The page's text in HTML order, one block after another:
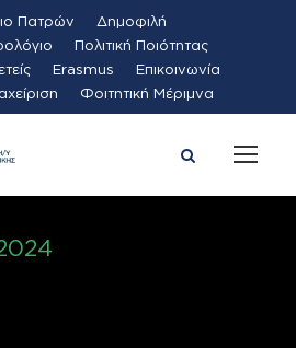
Πατρών
Δημοφιλή
Πολιτική Ποιότητας
Erasmus
Επικοινωνία
Φοιτητική Μέριμνα